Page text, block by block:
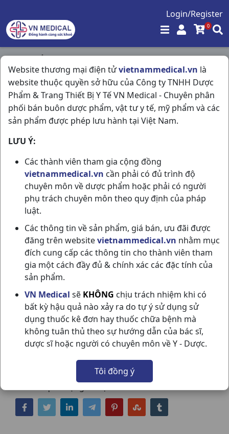
Login/Register
0
Website thương mại điện tửvietnammedical.vn là
website thuộc quyền sở hữu của Công ty TNHH Dược
Phẩm & Trang Thiết Bị Y Tế VN Medical - Chuyên phân
phối bán buôn dược phẩm, vật tư y tế, mỹ phẩm và các
sản phẩm được phép lưu hành tại Việt Nam.
LƯU Ý:
Các thành viên tham gia cộng đồng
vietnammedical.vn cần phải có đủ trình độ
chuyên môn về dược phẩm hoặc phải có người
phụ trách chuyên môn theo quy định của pháp
luật.
Các thông tin về sản phẩm, giá bán, ưu đãi được
đăng trên websitevietnammedical.vn nhằm mục
đích cung cấp các thông tin cho thành viên tham
gia một cách đầy đủ & chính xác các đặc tính của
sản phẩm.
VN Medical sẽ KHÔNG chịu trách nhiệm khi có
bất kỳ hậu quả nào xảy ra do tự ý sử dụng sử
dụng thuốc kê đơn hay thuốc chữa bệnh mà
không tuân thủ theo sự hướng dẫn của bác sĩ,
dược sĩ hoặc người có chuyên môn về Y - Dược.
Tôi đồng ý
Trang chủ / Kháng Viêm - Kháng Histamin /
Glotizin 10mg Cetirizin H100vn Glomed
GLOTIZIN 10MG CETIRIZIN H100VN
GLOMED
NSX:Glomed
Nhóm hàng:
Kháng Viêm - Kháng